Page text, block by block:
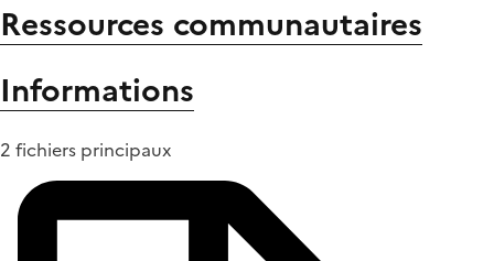
Ressources communautaires
Informations
2 fichiers principaux